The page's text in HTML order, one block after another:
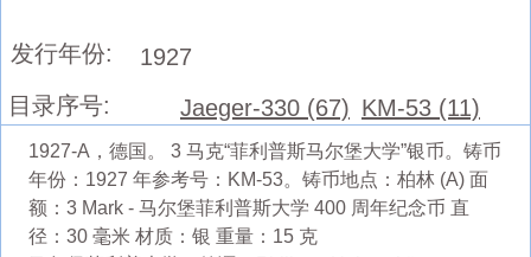
发行年份:
1927
目录序号:
Jaeger-330 (67) KM-53 (11)
1927-A，德国。 3 马克“菲利普斯马尔堡大学”银币。铸币
年份：1927 年参考号：KM-53。铸币地点：柏林 (A) 面
额：3 Mark - 马尔堡菲利普斯大学 400 周年纪念币 直
径：30 毫米 材质：银 重量：15 克